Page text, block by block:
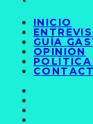
INICIO
GUÍA
OPINIÓN